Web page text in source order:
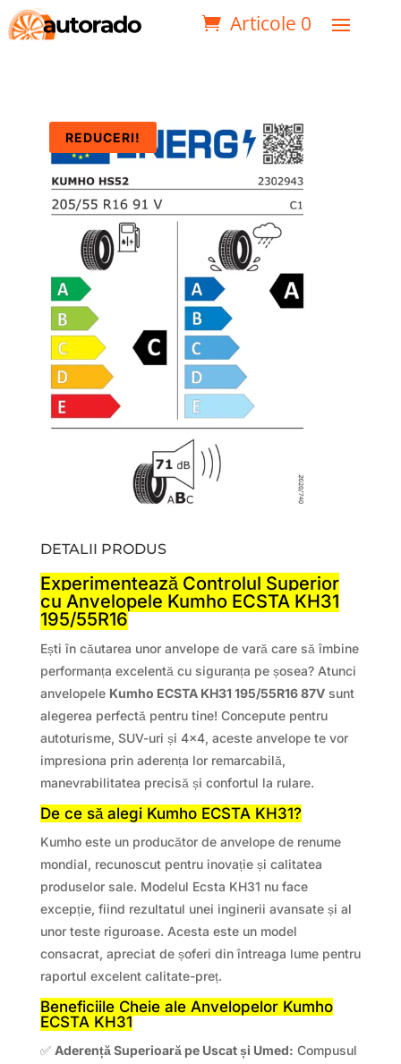
Articole 0
REDUCERI!
DETALII PRODUS
Experimentează Controlul Superior
cu Anvelopele Kumho ECSTA KH31
195/55R16
Ești în căutarea unor anvelope de vară care să îmbine
performanța excelentă cu siguranța pe șosea? Atunci
anvelopele Kumho ECSTA KH31 195/55R16 87Vsunt
alegerea perfectă pentru tine! Concepute pentru
autoturisme, SUV-uri și 4×4, aceste anvelope te vor
impresiona prin aderența lor remarcabilă,
manevrabilitatea precisă și confortul la rulare.
De ce să alegi Kumho ECSTA KH31?
Kumho este un producător de anvelope de renume
mondial, recunoscut pentru inovație și calitatea
produselor sale. Modelul Ecsta KH31 nu face
excepție, fiind rezultatul unei inginerii avansate și al
unor teste riguroase. Acesta este un model
consacrat, apreciat de șoferi din întreaga lume pentru
raportul excelent calitate-preț.
Beneficiile Cheie ale Anvelopelor Kumho
ECSTA KH31
✅ Aderență Superioară pe Uscat și Umed: Compusul